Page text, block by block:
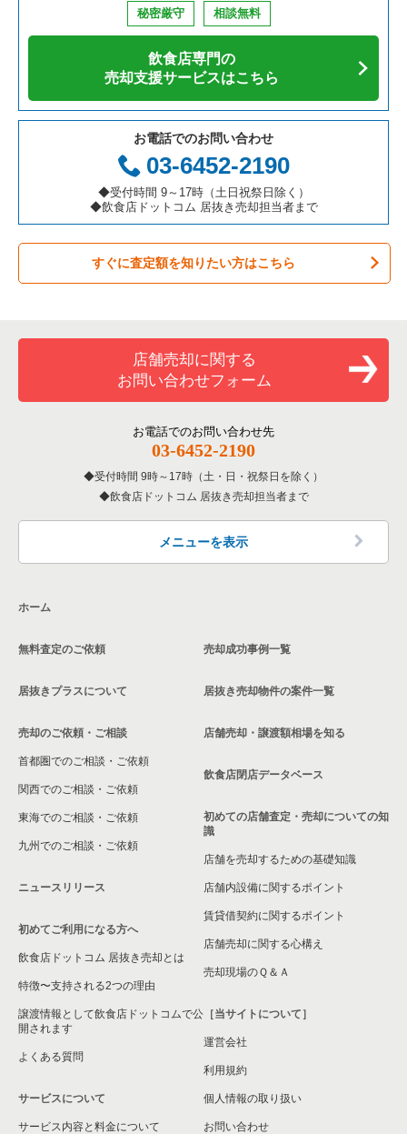
カフェの居抜き売却物件の案件一覧
テイクアウトの居抜き売却物件の案件一覧
お弁当・惣菜・デリの居抜き売却物件の案件一覧
カラオケ・パブ・スナックの居抜き売却物件の案件一覧
バーの居抜き売却物件の案件一覧
居酒屋・ダイニングバーの居抜き売却物件の案件一覧
洋食の居抜き売却物件の案件一覧
その他の居抜き売却物件の案件一覧
愛知県の飲食店の居抜き売却物件の案件一覧
岐阜県の飲食店の居抜き売却物件の案件一覧
三重県の飲食店の居抜き売却物件の案件一覧
伊丹市の飲食店の居抜き売却物件の案件一覧
神戸市兵庫区の飲食店の居抜き売却物件の案件一覧
神戸市東灘区の飲食店の居抜き売却物件の案件一覧
明石市の飲食店の居抜き売却物件の案件一覧
神戸市長田区の飲食店の居抜き売却物件の案件一覧
神戸市垂水区の飲食店の居抜き売却物件の案件一覧
神戸市北区の飲食店の居抜き売却物件の案件一覧
神戸市西区の飲食店の居抜き売却物件の案件一覧
兵庫県の焼肉の居抜き売却物件の案件一覧
兵庫県の鉄板焼き・お好み焼の居抜き売却物件の案件一覧
兵庫県のアジア料理の居抜き売却物件の案件一覧
兵庫県のカフェの居抜き売却物件の案件一覧
兵庫県のテイクアウトの居抜き売却物件の案件一覧
兵庫県のお弁当・惣菜・デリの居抜き売却物件の案件一覧
兵庫県のバーの居抜き売却物件の案件一覧
兵庫県の居酒屋・ダイニングバーの居抜き売却物件の案件一覧
兵庫県の専門料理の居抜き売却物件の案件一覧
兵庫県の和食の居抜き売却物件の案件一覧
兵庫県の洋食の居抜き売却物件の案件一覧
神戸市中央区のアジア料理の居抜き売却物件の案件一覧
神戸市中央区のテイクアウトの居抜き売却物件の案件一覧
神戸市中央区のカラオケ・パブ・スナックの居抜き売却物件の
案件一覧
神戸市中央区のバーの居抜き売却物件の案件一覧
神戸市中央区の専門料理の居抜き売却物件の案件一覧
神戸市中央区の洋食の居抜き売却物件の案件一覧
神戸市中央区のその他の居抜き売却物件の案件一覧
秘密厳守 相談無料
飲食店専門の
売却支援サービスはこちら
お電話でのお問い合わせ
03-6452-2190
◆受付時間 9～17時（土日祝祭日除く）
◆飲食店ドットコム 居抜き売却担当者まで
すぐに査定額を知りたい方はこちら
店舗売却に関する
お問い合わせフォーム
お電話でのお問い合わせ先
03-6452-2190
受付時間 9時～17時（土・日・祝祭日を除く）
飲食店ドットコム 居抜き売却担当者まで
メニューを表示
ホーム
無料査定のご依頼
居抜きプラスについて
売却のご依頼・ご相談
首都圏でのご相談・ご依頼
関西でのご相談・ご依頼
東海でのご相談・ご依頼
九州でのご相談・ご依頼
ニュースリリース
初めてご利用になる方へ
飲食店ドットコム 居抜き売却とは
特徴〜支持される2つの理由
譲渡情報として飲食店ドットコムで公
開されます
よくある質問
サービスについて
サービス内容と料金について
売却成功事例一覧
居抜き売却物件の案件一覧
店舗売却・譲渡額相場を知る
飲食店閉店データベース
初めての店舗査定・売却についての知
識
店舗を売却するための基礎知識
店舗内設備に関するポイント
賃貸借契約に関するポイント
店舗売却に関する心構え
売却現場のＱ＆Ａ
［当サイトについて］
運営会社
利用規約
個人情報の取り扱い
お問い合わせ